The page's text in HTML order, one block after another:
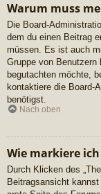
Warum muss
Die Board-
dem du einen Beitrag
müssen. Es ist auch
Gruppe von
begutachten möchte,
kontaktiere die Board-
benötigst.
Nach oben
Wie markiere
Durch Klicken des
Beitragsansicht